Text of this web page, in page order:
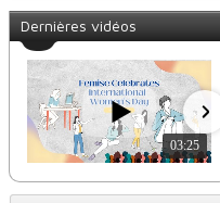
Dernières vidéos
03:25